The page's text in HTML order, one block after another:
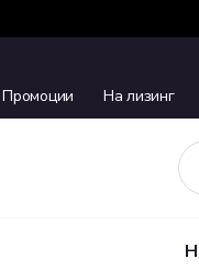
Промоции На лизинг